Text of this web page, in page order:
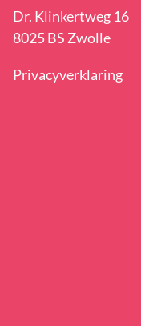
Dr. Klinkertweg 16
8025 BS Zwolle
Privacyverklaring